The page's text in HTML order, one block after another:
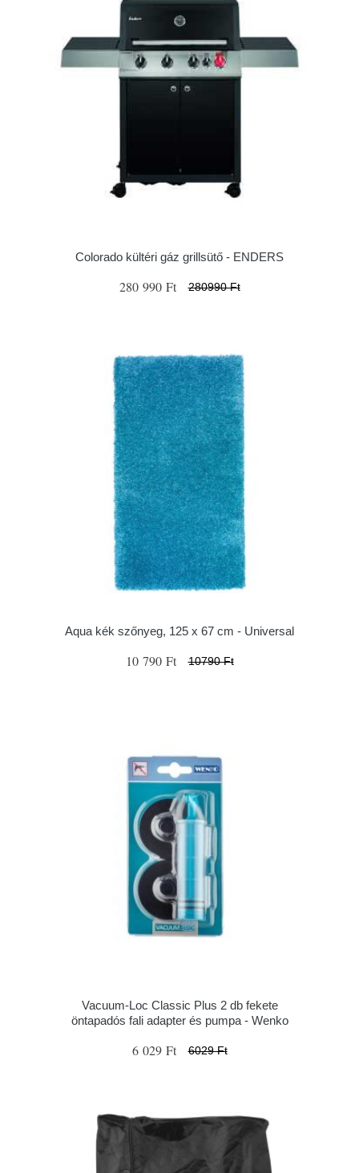
Colorado kültéri gáz grillsütő - ENDERS
280 990 Ft 280990 Ft
Aqua kék szőnyeg, 125 x 67 cm - Universal
10 790 Ft 10790 Ft
Vacuum-Loc Classic Plus 2 db fekete
öntapadós fali adapter és pumpa - Wenko
6 029 Ft 6029 Ft